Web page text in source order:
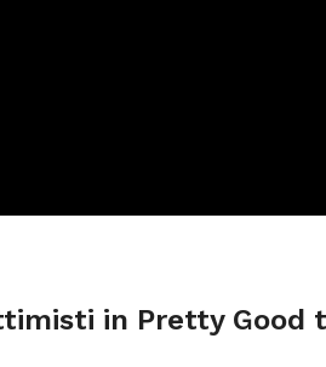
in Pretty Good